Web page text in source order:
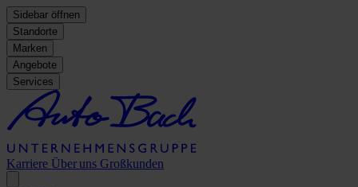
Sidebar öffnen
Standorte
Marken
Angebote
Services
Karriere Über uns Großkunden